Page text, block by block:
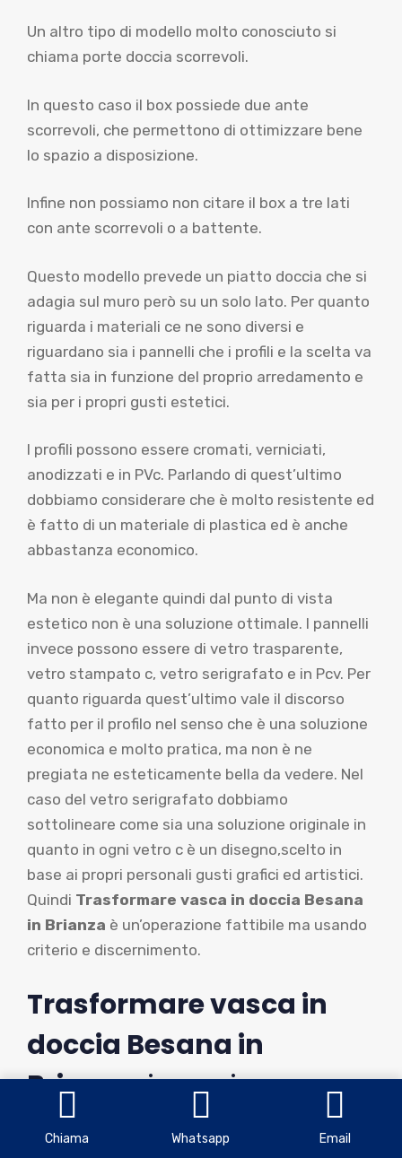
Un altro tipo di modello molto conosciuto si
chiama porte doccia scorrevoli.
In questo caso il box possiede due ante
scorrevoli, che permettono di ottimizzare bene
lo spazio a disposizione.
Infine non possiamo non citare il box a tre lati
con ante scorrevoli o a battente.
Questo modello prevede un piatto doccia che si
adagia sul muro però su un solo lato. Per quanto
riguarda i materiali ce ne sono diversi e
riguardano sia i pannelli che i profili e la scelta va
fatta sia in funzione del proprio arredamento e
sia per i propri gusti estetici.
I profili possono essere cromati, verniciati,
anodizzati e in PVc. Parlando di quest’ultimo
dobbiamo considerare che è molto resistente ed
è fatto di un materiale di plastica ed è anche
abbastanza economico.
Ma non è elegante quindi dal punto di vista
estetico non è una soluzione ottimale. I pannelli
invece possono essere di vetro trasparente,
vetro stampato c, vetro serigrafato e in Pcv. Per
quanto riguarda quest’ultimo vale il discorso
fatto per il profilo nel senso che è una soluzione
economica e molto pratica, ma non è ne
pregiata ne esteticamente bella da vedere. Nel
caso del vetro serigrafato dobbiamo
sottolineare come sia una soluzione originale in
quanto in ogni vetro c è un disegno,scelto in
base ai propri personali gusti grafici ed artistici.
Quindi Trasformare vasca in doccia Besana
in Brianza è un’operazione fattibile ma usando
criterio e discernimento.
Trasformare vasca in
doccia Besana in
Brianza: i prezzi
Una delle cose più importanti da valutare
Chiama Whatsapp Email